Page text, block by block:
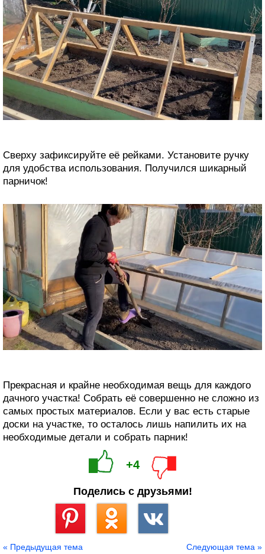
Сверху зафиксируйте её рейками. Установите ручку
для удобства использования. Получился шикарный
парничок!
Прекрасная и крайне необходимая вещь для каждого
дачного участка! Собрать её совершенно не сложно из
самых простых материалов. Если у вас есть старые
доски на участке, то осталось лишь напилить их на
необходимые детали и собрать парник!
+4
Поделись с друзьями!
« Предыдущая тема Следующая тема »